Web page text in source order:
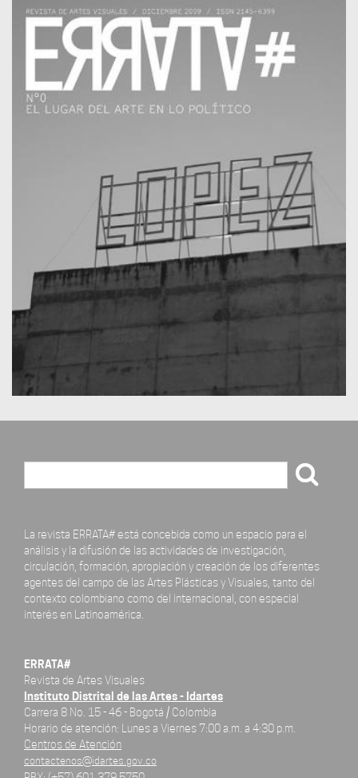
La revista ERRATA# está concebida como un espacio para el
análisis y la difusión de las actividades de investigación,
circulación, formación, apropiación y creación de los diferentes
agentes del campo de las Artes Plásticas y Visuales, tanto del
contexto colombiano como del internacional, con especial
interés en Latinoamérica.
ERRATA#
Revista de Artes Visuales
Instituto Distrital de las Artes - Idartes
Carrera 8 No. 15 - 46 - Bogotá / Colombia
Horario de atención: Lunes a Viernes 7:00 a.m. a 4:30 p.m.
Centros de Atención
contactenos@idartes.gov.co